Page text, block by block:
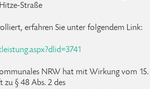
Straße
erfahren Sie unter folgendem Link:
NRW hat mit Wirkung vom 15.
§ 48 Abs. 2 des